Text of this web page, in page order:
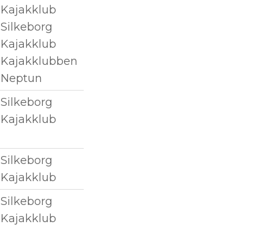
Kajakklub
Silkeborg
Kajakklub
Kajakklubben
Neptun
Silkeborg
Kajakklub
Silkeborg
Kajakklub
Silkeborg
Kajakklub